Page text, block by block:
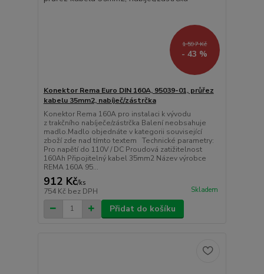
1 597 Kč
- 43 %
Konektor Rema Euro DIN 160A, 95039-01, průřez
kabelu 35mm2, nabíječ/zástrčka
Konektor Rema 160A pro instalaci k vývodu
z trakčního nabíječe/zástrčka Balení neobsahuje
madlo.Madlo objednáte v kategorii související
zboží zde nad tímto textem Technické parametry:
Pro napětí do 110V / DC Proudová zatižitelnost
160Ah Připojitelný kabel 35mm2 Název výrobce
REMA 160A 95...
912 Kč/ks
754 Kč bez DPH Skladem
Přidat do košíku